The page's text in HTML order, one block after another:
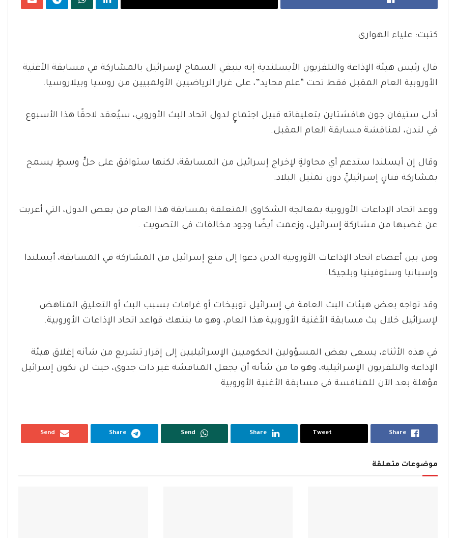
كتبت: علياء الهوارى
قال رئيس هيئة الإذاعة والتلفزيون الأيسلندية إنه ينبغي السماح لإسرائيل بالمشاركة في مسابقة الأغنية
الأوروبية العام المقبل فقط تحت “علم محايد”، على غرار الرياضيين الأولمبيين من روسيا وبيلاروسيا.
أدلى ستيفان جون هافشتاين بتعليقاته قبيل اجتماعٍ لدول اتحاد البث الأوروبي، سيُعقد لاحقًا هذا الأسبوع
في لندن، لمناقشة مسابقة العام المقبل.
وقال إن أيسلندا ستدعم أي محاولةٍ لإخراج إسرائيل من المسابقة، لكنها ستوافق على حلٍّ وسطٍ يسمح
بمشاركة فنانٍ إسرائيليٍّ دون تمثيل البلاد.
ووعد اتحاد الإذاعات الأوروبية بمعالجة الشكاوى المتعلقة بمسابقة هذا العام من بعض الدول، التي أعربت
عن غضبها من مشاركة إسرائيل، وزعمت أيضًا وجود مخالفات في التصويت .
ومن بين أعضاء اتحاد الإذاعات الأوروبية الذين دعوا إلى منع إسرائيل من المشاركة في المسابقة، أيسلندا
وإسبانيا وسلوفينيا وبلجيكا.
وقد تواجه بعض هيئات البث العامة في إسرائيل توبيخات أو غرامات بسبب البث أو التعليق المناهض
لإسرائيل خلال بث مسابقة الأغنية الأوروبية هذا العام، وهو ما ينتهك قواعد اتحاد الإذاعات الأوروبية.
في هذه الأثناء، يسعى بعض المسؤولين الحكوميين الإسرائيليين إلى إقرار تشريع من شأنه إغلاق هيئة
الإذاعة والتلفزيون الإسرائيلية، وهو ما من شأنه أن يجعل المناقشة غير ذات جدوى، حيث لن تكون إسرائيل
مؤهلة بعد الآن للمنافسة في مسابقة الأغنية الأوروبية
Share
Tweet
Share
Send
Share
Send
موضوعات متعلقة